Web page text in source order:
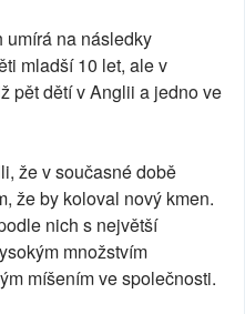
umírá na následky
mladší 10 let, ale v
pět dětí v Anglii a jedno ve
že v současné době
že by koloval nový kmen.
nich s největší
množstvím
míšením ve společnosti.